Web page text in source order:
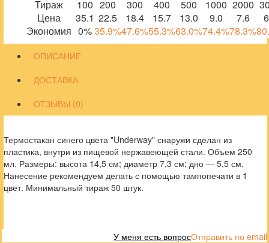
Тираж 100 200 300 400 500 1000 2000
Цена
35.1 22.5 18.4 15.7 13.0 9.0 7.6
Экономия 0%35.9%47.6%55.3%63.0%74.4%78.3%
ОПИСАНИЕ
ДОСТАВКА
ОТЗЫВЫ (0)
Термостакан синего цвета "Underway" снаружи сделан из
пластика, внутри из пищевой нержавеющей стали. Объем 250
мл. Размеры: высота 14,5 см; диаметр 7,3 см; дно — 5,5 см.
Нанесение рекомендуем делать с помощью тампопечати в 1
цвет. Минимальный тираж 50 штук.
Отправить по email
У меня есть вопрос